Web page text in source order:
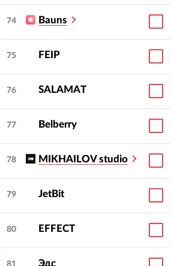
74 Bauns
75 FEIP
76 SALAMAT
77 Belberry
78 MIKHAILOV studio
79 JetBit
80 EFFECT
Эдс